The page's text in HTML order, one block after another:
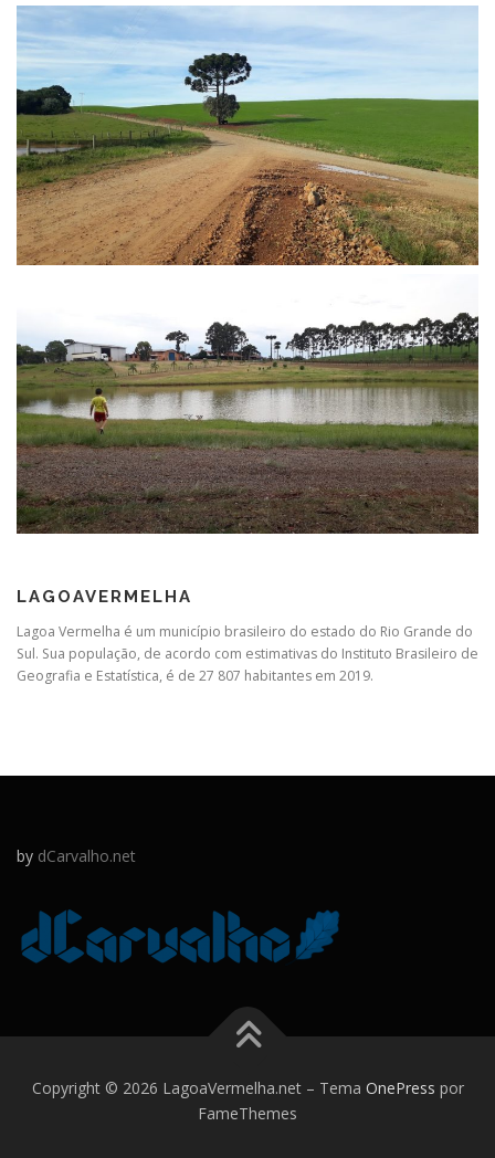
LAGOAVERMELHA
Lagoa Vermelha é um município brasileiro do estado do Rio Grande do
Sul. Sua população, de acordo com estimativas do Instituto Brasileiro de
Geografia e Estatística, é de 27 807 habitantes em 2019.
by dCarvalho.net
Copyright © 2026 LagoaVermelha.net – Tema OnePress por
FameThemes